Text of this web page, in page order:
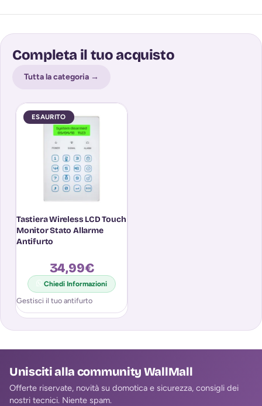
Completa il tuo acquisto
Tutta la categoria →
ESAURITO
Tastiera Wireless LCD Touch
Monitor Stato Allarme
Antifurto
34,99€
Chiedi Informazioni
Gestisci il tuo antifurto
Unisciti alla community WallMall
Offerte riservate, novità su domotica e sicurezza, consigli dei
nostri tecnici. Niente spam.